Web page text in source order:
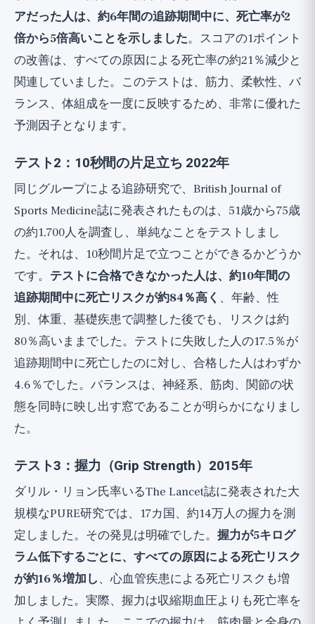
アだった人は、約6年間の追跡期間中に、死亡率が2
倍から5倍高いことを示しました。スコアの1ポイント
の改善は、すべての原因による死亡率の約21％減少と
関連していました。このテストは、筋力、柔軟性、バ
ランス、体組成を一度に反映するため、非常に優れた
予測因子となります。
テスト2：10秒間の片足立ち 2022年
同じグループによる追跡研究で、British Journal of
Sports Medicine誌に発表されたものは、51歳から75歳
の約1,700人を調査し、単純なことをテストしまし
た。それは、10秒間片足で立つことができるかどうか
です。 テストに合格できなかった人は、約10年間の
追跡期間中に死亡リスクが約84％高く 、年齢、性
別、体重、基礎疾患で調整した後でも、リスクは約
80％高いままでした。テストに失敗した人の17.5％が
追跡期間中に死亡したのに対し、合格した人はわずか
4.6％でした。バランスは、神経系、筋肉、関節の状
態を同時に映し出す窓であることが明らかになりまし
た。
テスト3：握力（Grip Strength）2015年
ダリル・リョン氏率いるThe Lancet誌に発表された大
規模なPURE研究では、17カ国、約14万人の握力を測
定しました。その発見は明確でした。 握力が5キログ
ラム低下するごとに、すべての原因による死亡リスク
が約16％増加し、心血管疾患による死亡リスクも増
加しました。実際、握力は収縮期血圧よりも死亡率を